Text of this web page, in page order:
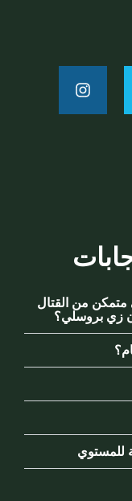
متمكن من القتال
زي بروسلي؟
للمستوي